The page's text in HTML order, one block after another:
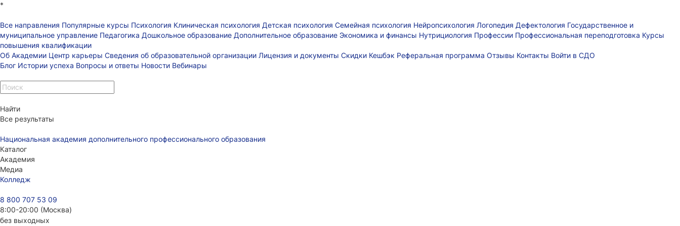
*
Все направления Популярные курсы Психология Клиническая психология Детская психология Семейная психология Нейропсихология Логопедия Дефектология Государственное и
муниципальное управление Педагогика Дошкольное образование Дополнительное образование Экономика и финансы Нутрициология Профессии Профессиональная переподготовка Курсы
повышения квалификации
Об Академии Центр карьеры Сведения об образовательной организации Лицензия и документы Скидки Кешбэк Реферальная программа Отзывы Контакты Войти в СДО
Блог Истории успеха Вопросы и ответы Новости Вебинары
Найти
Все результаты
Национальная академия дополнительного профессионального образования
Каталог
Академия
Медиа
Колледж
8 800 707 53 09
8:00-20:00 (Москва)
без выходных